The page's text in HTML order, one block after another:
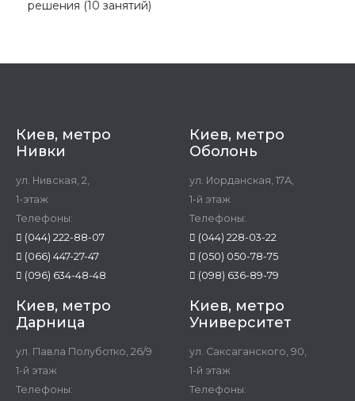
решения (10 занятий)
Киев, метро
Нивки
ул. Нивская, 2,
1-этаж
Телефоны:
(044) 222-88-07
(066) 447-27-47
(096) 634-48-48
Киев, метро
Оболонь
ул. Иорданская, 17А,
1-й этаж
Телефоны:
(044) 228-03-22
(050) 050-78-75
(098) 636-89-79
Киев, метро
Дарница
ул. Павла Полуботко, 26/9
1-й этаж
Телефоны:
Киев, метро
Университет
ул. Саксаганского, 90,
1-й этаж
Телефоны: